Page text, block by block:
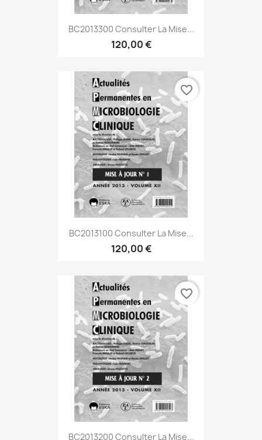
BC2013300 Consulter La Mise...
120,00 €
BC2013100 Consulter La Mise...
120,00 €
favorite_border
BC2013200 Consulter La Mise...
favorite_border